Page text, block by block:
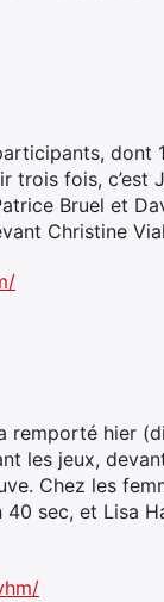
dont
trois fois, c’est
Bruel et
Christine
remporté hier
les jeux,
Chez les
sec, et Lisa